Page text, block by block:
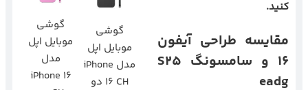
کنید.
مقایسه طراحی آیفون
۱۶ و سامسونگ S25
eadg
گوشی
موبایل اپل
مدل iPhone
16 CH دو
گوشی
موبایل اپل
مدل
iPhone 16